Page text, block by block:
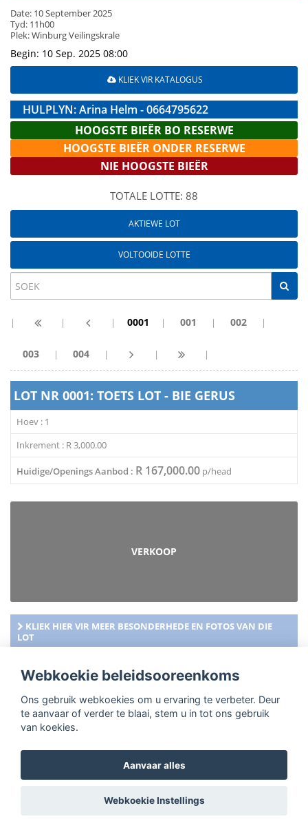
Date: 10 September 2025
Tyd: 11h00
Plek: Winburg Veilingskrale
Begin: 10 Sep. 2025 08:00
KLIEK VIR KATALOGUS
HULPLYN: Arina Helm - 0664795622
HOOGSTE BIEËR BO RESERWE
HOOGSTE BIEËR ONDER RESERWE
NIE HOOGSTE BIEËR
TOTALE LOTTE: 88
AKTIEWE LOT
VOLTOOIDE LOTTE
| | | 0001 | 001 | 002 |
003 | 004 | | |
LOT NR 0001: TOETS LOT - BIE GERUS
Hoev : 1
Inkrement : R3,000.00
Huidige/Openings Aanbod : R 167,000.00 p/head
VERKOOP
KLIEK HIER VIR MEER BESONDERHEDE EN FOTOS VAN DIE
LOT
Webkoekie beleidsooreenkoms
Ons gebruik webkoekies om u ervaring te verbeter. Deur
te aanvaar of verder te blaai, stem u in tot ons gebruik
van koekies.
Aanvaar alles
Webkoekie Instellings